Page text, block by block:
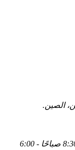
نحن مفتوحون: من الاثنين إلى الجمعة: 8:30 صباحًا - 6:00